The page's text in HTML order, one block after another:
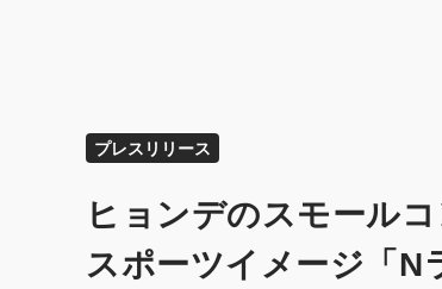
プレスリリース
ヒョンデのスモール
スポーツイメージ「N